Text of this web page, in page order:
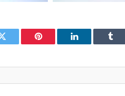
Twitter Pinterest LinkedIn